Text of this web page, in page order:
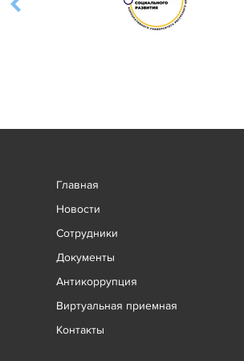
Главная
Новости
Сотрудники
Документы
Антикоррупция
Виртуальная приемная
Контакты